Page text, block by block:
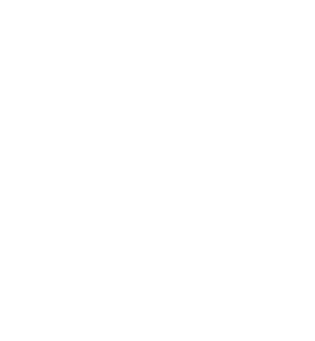
слабые места. Например, в некоторых моделях быстрее
которые регулярно имеют дело с подобной спецтехникой,
смотрят механизм подъёма, состояние стрелы,
где это действительно нужно.
механизмов, уровень износа гидравлики,
а иногда приходится разбирать редуктор или
схема честнее и позволяет заранее оценить бюджет.
количество кранов самых разных видов. Здесь ценят
что стоит проверять чаще и какие механизмы
недопустимы.